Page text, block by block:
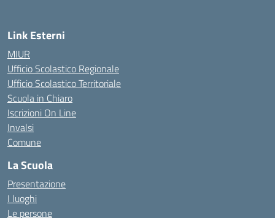
Link Esterni
MIUR
Ufficio Scolastico Regionale
Ufficio Scolastico Territoriale
Scuola in Chiaro
Iscrizioni On Line
Invalsi
Comune
La Scuola
Presentazione
I luoghi
Le persone